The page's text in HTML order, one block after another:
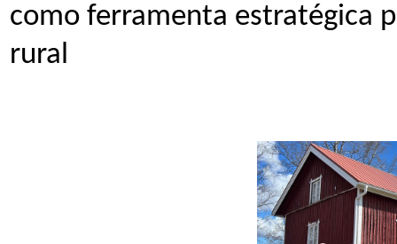
como ferramenta estratégica
rural